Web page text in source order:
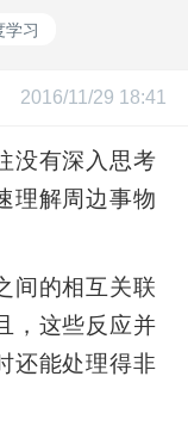
学习
2016/11/29 18:41
没有深入思考
理解周边事物
间的相互关联
，这些反应并
还能处理得非